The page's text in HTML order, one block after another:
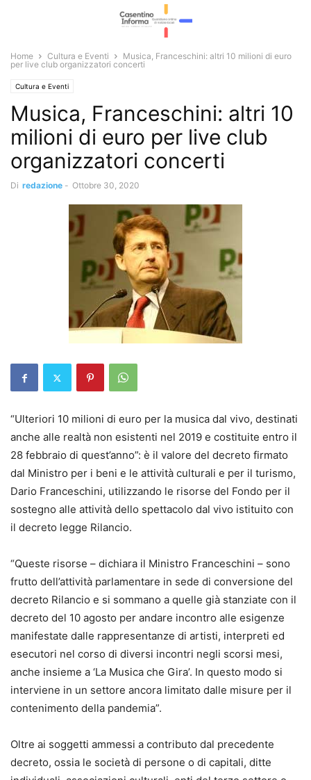
Home Cultura e Eventi
Musica, Franceschini: altri 10 milioni di euro
per live club organizzatori concerti
Cultura e Eventi
Musica, Franceschini: altri 10
milioni di euro per live club
organizzatori concerti
Di redazione - Ottobre 30, 2020
“Ulteriori 10 milioni di euro per la musica dal vivo, destinati
anche alle realtà non esistenti nel 2019 e costituite entro il
28 febbraio di quest’anno”: è il valore del decreto firmato
dal Ministro per i beni e le attività culturali e per il turismo,
Dario Franceschini, utilizzando le risorse del Fondo per il
sostegno alle attività dello spettacolo dal vivo istituito con
il decreto legge Rilancio.
“Queste risorse – dichiara il Ministro Franceschini – sono
frutto dell’attività parlamentare in sede di conversione del
decreto Rilancio e si sommano a quelle già stanziate con il
decreto del 10 agosto per andare incontro alle esigenze
manifestate dalle rappresentanze di artisti, interpreti ed
esecutori nel corso di diversi incontri negli scorsi mesi,
anche insieme a ‘La Musica che Gira’. In questo modo si
interviene in un settore ancora limitato dalle misure per il
contenimento della pandemia”.
Oltre ai soggetti ammessi a contributo dal precedente
decreto, ossia le società di persone o di capitali, ditte